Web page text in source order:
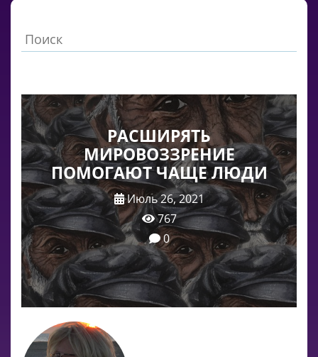
РАСШИРЯТЬ
МИРОВОЗЗРЕНИЕ
ПОМОГАЮТ ЧАЩЕ ЛЮДИ
Июль 26, 2021
767
0